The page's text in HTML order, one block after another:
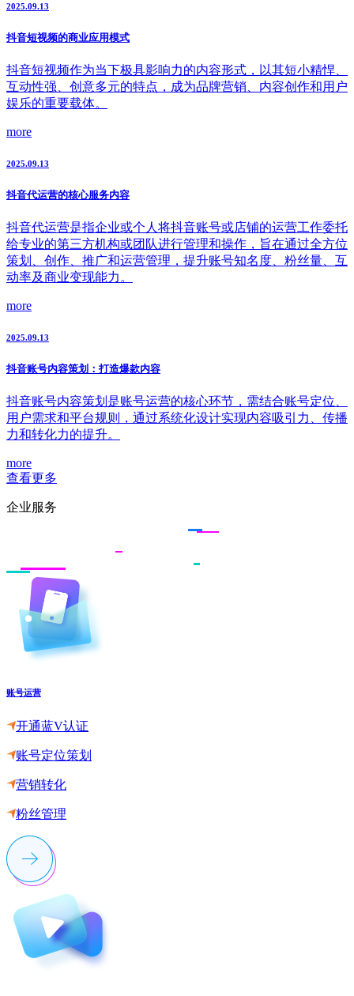
2025.09.13
抖音短视频的商业应用模式
抖音短视频作为当下极具影响力的内容形式，以其短小精悍、
互动性强、创意多元的特点，成为品牌营销、内容创作和用户
娱乐的重要载体。
more
2025.09.13
抖音代运营的核心服务内容
抖音代运营是指企业或个人将抖音账号或店铺的运营工作委托
给专业的第三方机构或团队进行管理和操作，旨在通过全方位
策划、创作、推广和运营管理，提升账号知名度、粉丝量、互
动率及商业变现能力。
more
2025.09.13
抖音账号内容策划：打造爆款内容
抖音账号内容策划是账号运营的核心环节，需结合账号定位、
用户需求和平台规则，通过系统化设计实现内容吸引力、传播
力和转化力的提升。
more
查看更多
企业服务
账号运营
开通蓝V认证
账号定位策划
营销转化
粉丝管理